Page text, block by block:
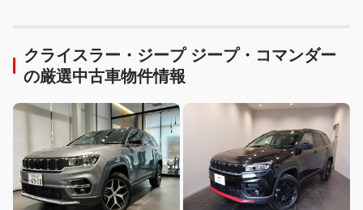
クライスラー・ジープ ジープ・コマンダー
の厳選中古車物件情報